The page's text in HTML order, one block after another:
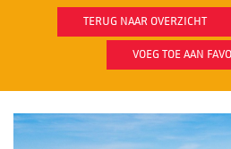
TERUG NAAR OVERZICHT
VOEG TOE AAN